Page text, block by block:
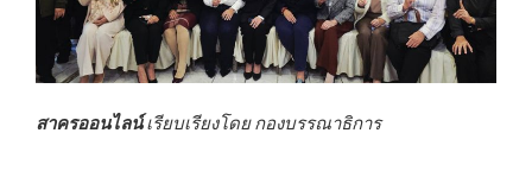
สาครออนไลน์เรียบเรียงโดย กองบรรณาธิการ